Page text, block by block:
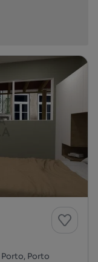
Porto, Porto